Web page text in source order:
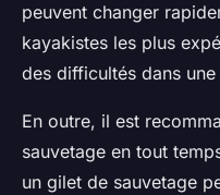
peuvent changer
kayakistes les plus
des difficultés dans
En outre, il est
sauvetage en tout
un gilet de sauvetage